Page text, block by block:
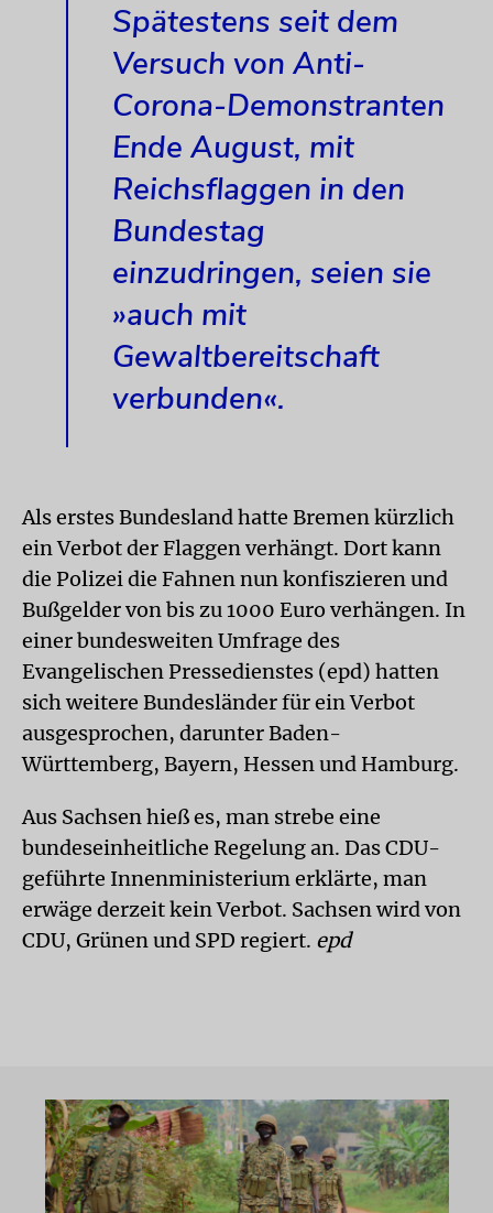
Spätestens seit dem
Versuch von Anti-
Corona-Demonstranten
Ende August, mit
Reichsflaggen in den
Bundestag
einzudringen, seien sie
»auch mit
Gewaltbereitschaft
verbunden«.
Als erstes Bundesland hatte Bremen kürzlich
ein Verbot der Flaggen verhängt. Dort kann
die Polizei die Fahnen nun konfiszieren und
Bußgelder von bis zu 1000 Euro verhängen. In
einer bundesweiten Umfrage des
Evangelischen Pressedienstes (epd) hatten
sich weitere Bundesländer für ein Verbot
ausgesprochen, darunter Baden-
Württemberg, Bayern, Hessen und Hamburg.
Aus Sachsen hieß es, man strebe eine
bundeseinheitliche Regelung an. Das CDU-
geführte Innenministerium erklärte, man
erwäge derzeit kein Verbot. Sachsen wird von
CDU, Grünen und SPD regiert. epd